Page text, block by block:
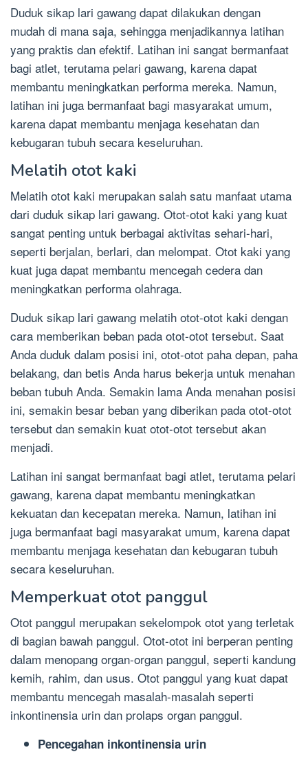
Duduk sikap lari gawang dapat dilakukan dengan
mudah di mana saja, sehingga menjadikannya latihan
yang praktis dan efektif. Latihan ini sangat bermanfaat
bagi atlet, terutama pelari gawang, karena dapat
membantu meningkatkan performa mereka. Namun,
latihan ini juga bermanfaat bagi masyarakat umum,
karena dapat membantu menjaga kesehatan dan
kebugaran tubuh secara keseluruhan.
Melatih otot kaki
Melatih otot kaki merupakan salah satu manfaat utama
dari duduk sikap lari gawang. Otot-otot kaki yang kuat
sangat penting untuk berbagai aktivitas sehari-hari,
seperti berjalan, berlari, dan melompat. Otot kaki yang
kuat juga dapat membantu mencegah cedera dan
meningkatkan performa olahraga.
Duduk sikap lari gawang melatih otot-otot kaki dengan
cara memberikan beban pada otot-otot tersebut. Saat
Anda duduk dalam posisi ini, otot-otot paha depan, paha
belakang, dan betis Anda harus bekerja untuk menahan
beban tubuh Anda. Semakin lama Anda menahan posisi
ini, semakin besar beban yang diberikan pada otot-otot
tersebut dan semakin kuat otot-otot tersebut akan
menjadi.
Latihan ini sangat bermanfaat bagi atlet, terutama pelari
gawang, karena dapat membantu meningkatkan
kekuatan dan kecepatan mereka. Namun, latihan ini
juga bermanfaat bagi masyarakat umum, karena dapat
membantu menjaga kesehatan dan kebugaran tubuh
secara keseluruhan.
Memperkuat otot panggul
Otot panggul merupakan sekelompok otot yang terletak
di bagian bawah panggul. Otot-otot ini berperan penting
dalam menopang organ-organ panggul, seperti kandung
kemih, rahim, dan usus. Otot panggul yang kuat dapat
membantu mencegah masalah-masalah seperti
inkontinensia urin dan prolaps organ panggul.
Pencegahan inkontinensia urin